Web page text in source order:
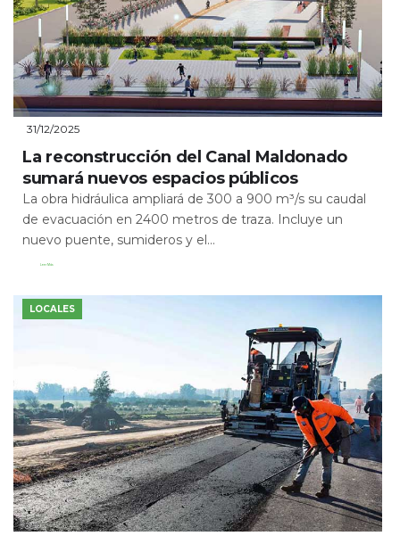
31/12/2025
La reconstrucción del Canal Maldonado
sumará nuevos espacios públicos
La obra hidráulica ampliará de 300 a 900 m³/s su caudal
de evacuación en 2400 metros de traza. Incluye un
nuevo puente, sumideros y el...
Leer Más
LOCALES